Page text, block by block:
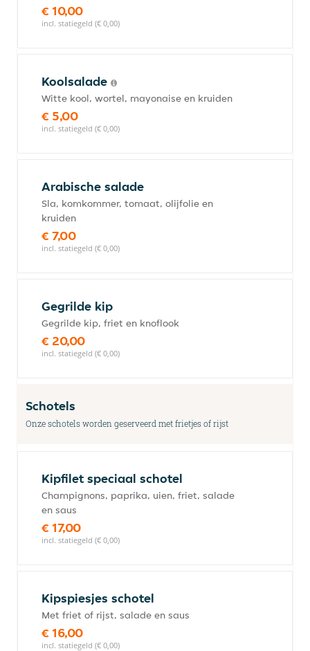
€ 10,00
incl. statiegeld (€ 0,00)
Koolsalade
Witte kool, wortel, mayonaise en kruiden
€ 5,00
incl. statiegeld (€ 0,00)
Arabische salade
Sla, komkommer, tomaat, olijfolie en
kruiden
€ 7,00
incl. statiegeld (€ 0,00)
Gegrilde kip
Gegrilde kip, friet en knoflook
€ 20,00
incl. statiegeld (€ 0,00)
Schotels
Onze schotels worden geserveerd met frietjes of rijst
Kipfilet speciaal schotel
Champignons, paprika, uien, friet, salade
en saus
€ 17,00
incl. statiegeld (€ 0,00)
Kipspiesjes schotel
Met friet of rijst, salade en saus
€ 16,00
incl. statiegeld (€ 0,00)